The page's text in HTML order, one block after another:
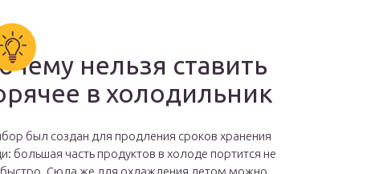
нельзя ставить
в холодильник
был создан для продления сроков хранения
большая часть продуктов в холоде портится не
быстро. Сюда же для охлаждения летом можно